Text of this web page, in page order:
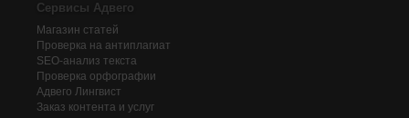
Сервисы Адвего
Магазин статей
Проверка на антиплагиат
SEO-анализ текста
Проверка орфографии
Адвего Лингвист
Заказ контента и услуг